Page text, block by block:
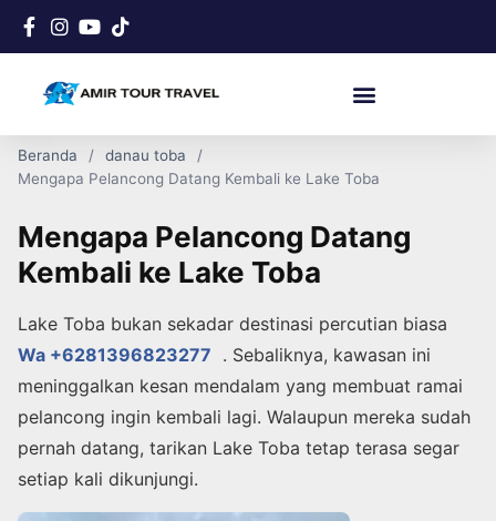
Beranda
danau toba
Mengapa Pelancong Datang Kembali ke Lake Toba
Mengapa Pelancong Datang
Kembali ke Lake Toba
Lake Toba bukan sekadar destinasi percutian biasa
Wa +6281396823277 . Sebaliknya, kawasan ini
meninggalkan kesan mendalam yang membuat ramai
pelancong ingin kembali lagi. Walaupun mereka sudah
pernah datang, tarikan Lake Toba tetap terasa segar
setiap kali dikunjungi.